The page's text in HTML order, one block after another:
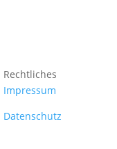
Rechtliches
Impressum
Datenschutz